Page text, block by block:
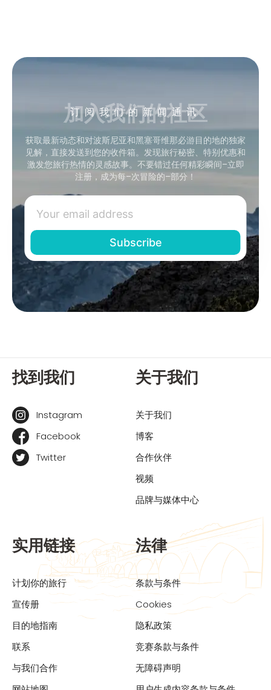
订阅我们的新闻通讯
加入我们的社区
获取最新动态和对波斯尼亚和黑塞哥维那必游目的地的独家
见解，直接发送到您的收件箱。发现旅行秘密、特别优惠和
激发您旅行热情的灵感故事。不要错过任何精彩瞬间–立即
注册，成为每–次冒险的–部分！
找到我们
Instagram
Facebook
Twitter
关于我们
关于我们
博客
合作伙伴
视频
品牌与媒体中心
实用链接
计划你的旅行
宣传册
目的地指南
联系
与我们合作
法律
条款与条件
Cookies
隐私政策
竞赛条款与条件
无障碍声明